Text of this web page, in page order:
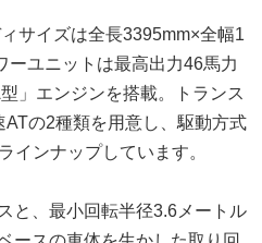
サイズは全長3395mm×全幅1
ーユニットは最高出力46馬力
」エンジンを搭載。トランス
ATの2種類を用意し、駆動方式
インナップしています。
と、最小回転半径3.6メートル